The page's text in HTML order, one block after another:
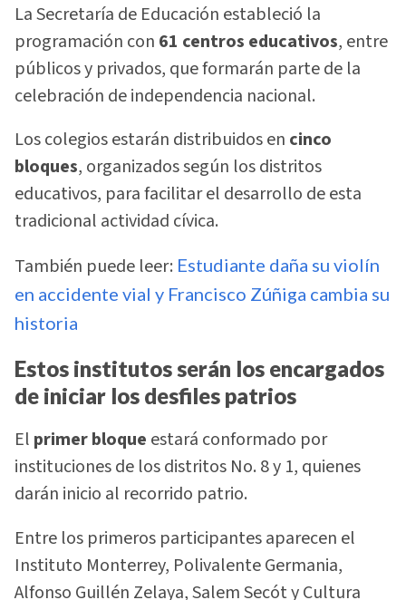
La Secretaría de Educación estableció la
programación con 61 centros educativos, entre
públicos y privados, que formarán parte de la
celebración de independencia nacional.
Los colegios estarán distribuidos en cinco
bloques, organizados según los distritos
educativos, para facilitar el desarrollo de esta
tradicional actividad cívica.
También puede leer: Estudiante daña su violín
en accidente vial y Francisco Zúñiga cambia su
historia
Estos institutos serán los encargados
de iniciar los desfiles patrios
El primer bloque estará conformado por
instituciones de los distritos No. 8 y 1, quienes
darán inicio al recorrido patrio.
Entre los primeros participantes aparecen el
Instituto Monterrey, Polivalente Germania,
Alfonso Guillén Zelaya, Salem Secót y Cultura